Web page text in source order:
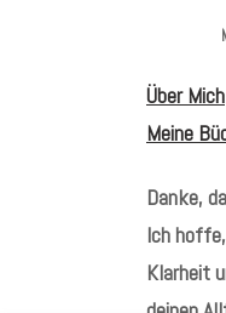
Über Mich
Meine
Danke,
Ich
Klarheit